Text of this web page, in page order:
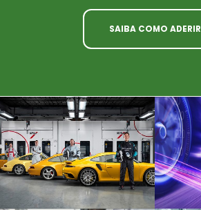
SAIBA COMO ADERIR